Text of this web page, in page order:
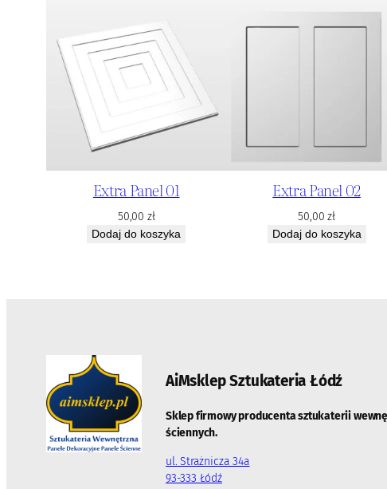
Extra Panel 01
50,00 zł
Dodaj do koszyka
Extra Panel 02
50,00zł
Dodaj do koszyka
AiMsklep Sztukateria Łódź
Sklep firmowy producenta sztukaterii
ściennych.
ul. Strażnicza 34a
93-333 Łódź